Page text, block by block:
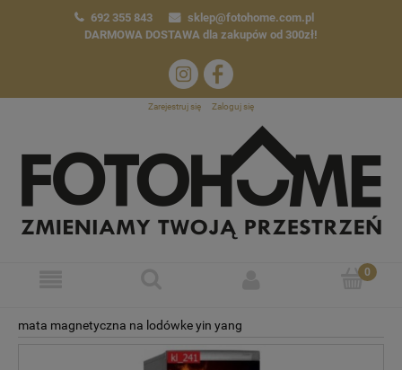
692 355 843
sklep@fotohome.com.pl
DARMOWA DOSTAWA dla zakupów od 300zł!
Zarejestruj się Zaloguj się
mata magnetyczna na lodówke yin yang